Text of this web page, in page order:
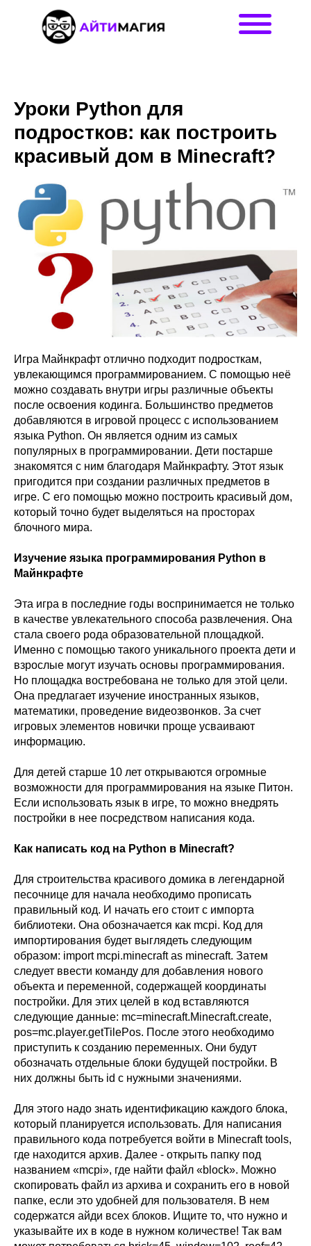
Уроки Python для
подростков: как построить
красивый дом в Minecraft?
Игра Майнкрафт отлично подходит подросткам,
увлекающимся программированием. С помощью неё
можно создавать внутри игры различные объекты
после освоения кодинга. Большинство предметов
добавляются в игровой процесс с использованием
языка Python. Он является одним из самых
популярных в программировании. Дети постарше
знакомятся с ним благодаря Майнкрафту. Этот язык
пригодится при создании различных предметов в
игре. С его помощью можно построить красивый дом,
который точно будет выделяться на просторах
блочного мира.
Изучение языка программирования Python в
Майнкрафте
Эта игра в последние годы воспринимается не только
в качестве увлекательного способа развлечения. Она
стала своего рода образовательной площадкой.
Именно с помощью такого уникального проекта дети и
взрослые могут изучать основы программирования.
Но площадка востребована не только для этой цели.
Она предлагает изучение иностранных языков,
математики, проведение видеозвонков. За счет
игровых элементов новички проще усваивают
информацию.
Для детей старше 10 лет открываются огромные
возможности для программирования на языке Питон.
Если использовать язык в игре, то можно внедрять
постройки в нее посредством написания кода.
Как написать код на Python в Minecraft?
Для строительства красивого домика в легендарной
песочнице для начала необходимо прописать
правильный код. И начать его стоит с импорта
библиотеки. Она обозначается как mcpi. Код для
импортирования будет выглядеть следующим
образом: import mcpi.minecraft as minecraft. Затем
следует ввести команду для добавления нового
объекта и переменной, содержащей координаты
постройки. Для этих целей в код вставляются
следующие данные: mc=minecraft.Minecraft.create,
pos=mc.player.getTilePos. После этого необходимо
приступить к созданию переменных. Они будут
обозначать отдельные блоки будущей постройки. В
них должны быть id с нужными значениями.
Для этого надо знать идентификацию каждого блока,
который планируется использовать. Для написания
правильного кода потребуется войти в Minecraft tools,
где находится архив. Далее - открыть папку под
названием «mcpi», где найти файл «block». Можно
скопировать файл из архива и сохранить его в новой
папке, если это удобней для пользователя. В нем
содержатся айди всех блоков. Ищите то, что нужно и
указывайте их в коде в нужном количестве! Так вам